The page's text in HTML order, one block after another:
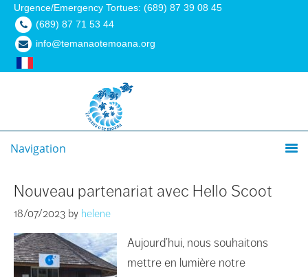
Urgence/Emergency Tortues: (689) 87 39 08 45
(689) 87 71 53 44
info@temanaotemoana.org
Navigation
Nouveau partenariat avec Hello Scoot
18/07/2023 by helene
Aujourd’hui, nous souhaitons
mettre en lumière notre